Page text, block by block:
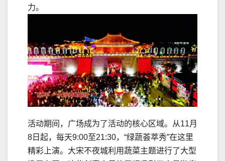
力。
活动期间，广场成为了活动的核心区域。从11月
8日起，每天9:00至21:30，“绿蔬荟萃秀”在这里
精彩上演。大宋不夜城利用蔬菜主题进行了大型